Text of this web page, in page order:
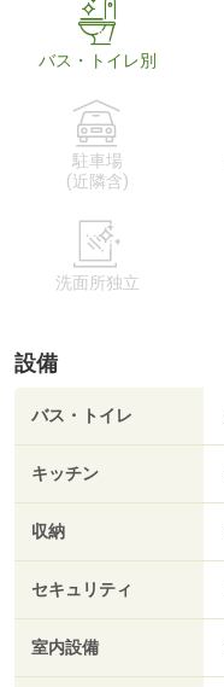
バス・トイレ別
駐車場
(近隣含)
洗面所独立
設備
バス・トイレ
キッチン
収納
セキュリティ
室内設備